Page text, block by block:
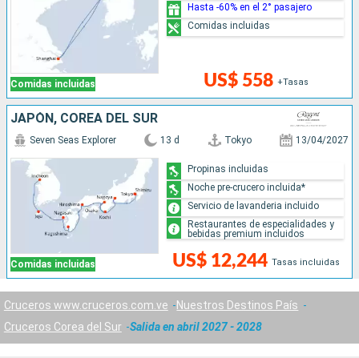
Comidas incluidas US$ 558 +Tasas
Hasta -60% en el 2° pasajero
Comidas incluidas
JAPÓN, COREA DEL SUR
Comidas incluidas
Seven Seas Explorer 13 d Tokyo 13/04/2027
US$ 12,244 Tasas incluidas
Propinas incluidas
Noche pre-crucero incluida*
Servicio de lavanderia incluido
Restaurantes de especialidades y
bebidas premium incluidos
Cruceros www.cruceros.com.ve
Nuestros Destinos País
Cruceros Corea del Sur
Salida en abril 2027 - 2028